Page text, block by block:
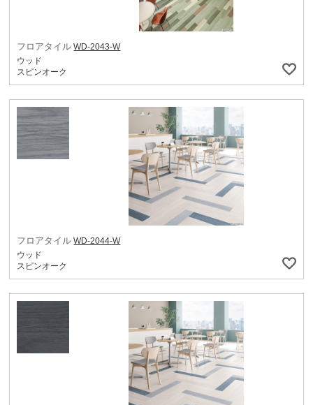
フロアタイル WD-2043-W
ウッド
スピンオーク
フロアタイル WD-2044-W
ウッド
スピンオーク